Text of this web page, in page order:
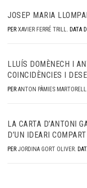
JOSEP MARIA
PER XAVIER FERRÉ TRILL DATA
LLUÍS DOMÈNECH I
COINCIDÈNCIES I
PER ANTON PÀMIES MARTORELL
LA CARTA D’ANTONI
D’UN IDEARI
PER JORDINA GORT OLIVER